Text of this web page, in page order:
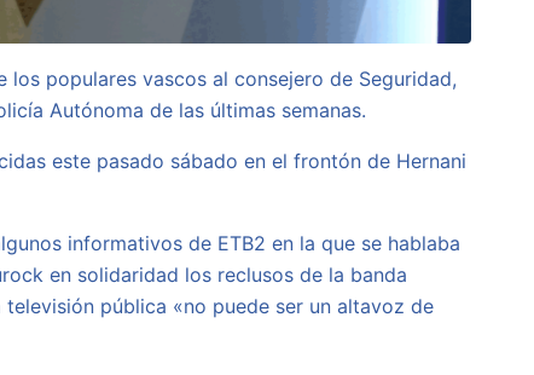
populares vascos al consejero de Seguridad,
Autónoma de las últimas semanas.
este pasado sábado en el frontón de Hernani
informativos de ETB2 en la que se hablaba
en solidaridad los reclusos de la banda
pública «no puede ser un altavoz de